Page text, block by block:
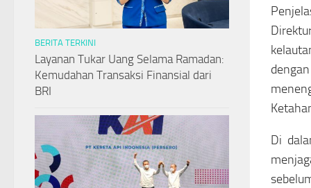
Di
BERITA TERKINI
Layanan Tukar Uang Selama Ramadan:
Kemudahan Transaksi Finansial dari
BRI